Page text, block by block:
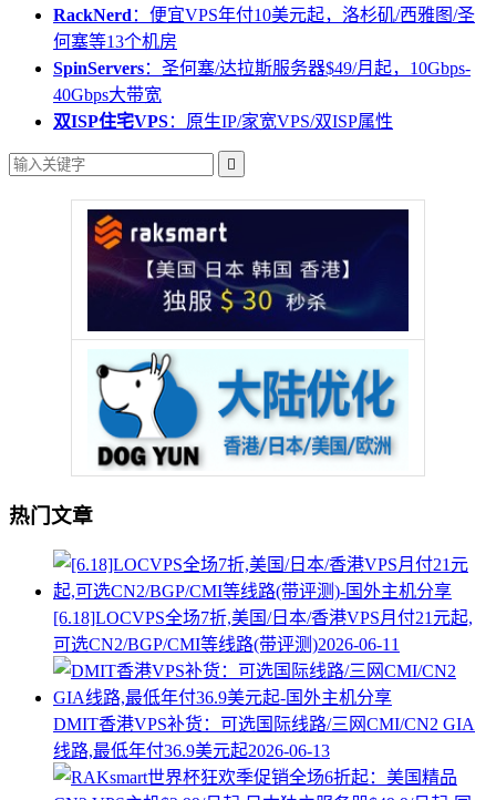
RackNerd ：便宜VPS年付10美元起，洛杉矶/西雅图/圣
何塞等13个机房
SpinServers：圣何塞/达拉斯服务器$49/月起，10Gbps-
40Gbps大带宽
双ISP住宅VPS：原生IP/家宽VPS/双ISP属性

热门文章
[6.18]LOCVPS全场7折,美国/日本/香港VPS月付21元起,
可选CN2/BGP/CMI等线路(带评测)2026-06-11
DMIT香港VPS补货：可选国际线路/三网CMI/CN2 GIA
线路,最低年付36.9美元起2026-06-13